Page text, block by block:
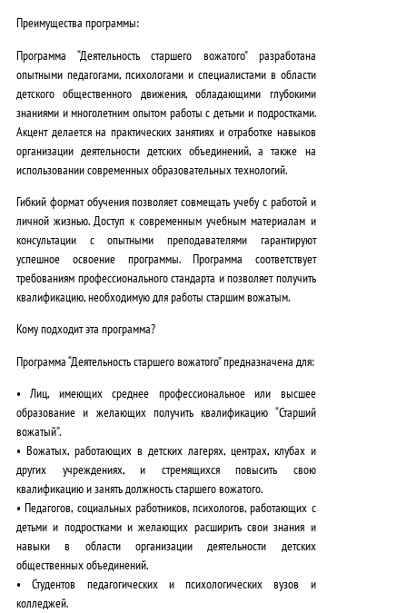
Преимущества программы:
Программа “Деятельность старшего вожатого” разработана
опытными педагогами, психологами и специалистами в области
детского общественного движения, обладающими глубокими
знаниями и многолетним опытом работы с детьми и подростками.
Акцент делается на практических занятиях и отработке навыков
организации деятельности детских объединений, а также на
использовании современных образовательных технологий.
Гибкий формат обучения позволяет совмещать учебу с работой и
личной жизнью. Доступ к современным учебным материалам и
консультации с опытными преподавателями гарантируют
успешное освоение программы. Программа соответствует
требованиям профессионального стандарта и позволяет получить
квалификацию, необходимую для работы старшим вожатым.
Кому подходит эта программа?
Программа “Деятельность старшего вожатого” предназначена для:
• Лиц, имеющих среднее профессиональное или высшее
образование и желающих получить квалификацию “Старший
вожатый”.
• Вожатых, работающих в детских лагерях, центрах, клубах и
других учреждениях, и стремящихся повысить свою
квалификацию и занять должность старшего вожатого.
• Педагогов, социальных работников, психологов, работающих с
детьми и подростками и желающих расширить свои знания и
навыки в области организации деятельности детских
общественных объединений.
• Студентов педагогических и психологических вузов и
колледжей.